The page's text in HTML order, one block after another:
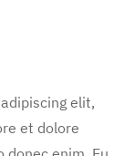
elit,
et dolore